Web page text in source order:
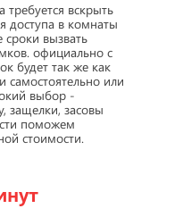
вскрыть
в комнаты
вызвать
официально с
будет так же как
самостоятельно или
выбор -
защелки, засовы
поможем
стоимости.